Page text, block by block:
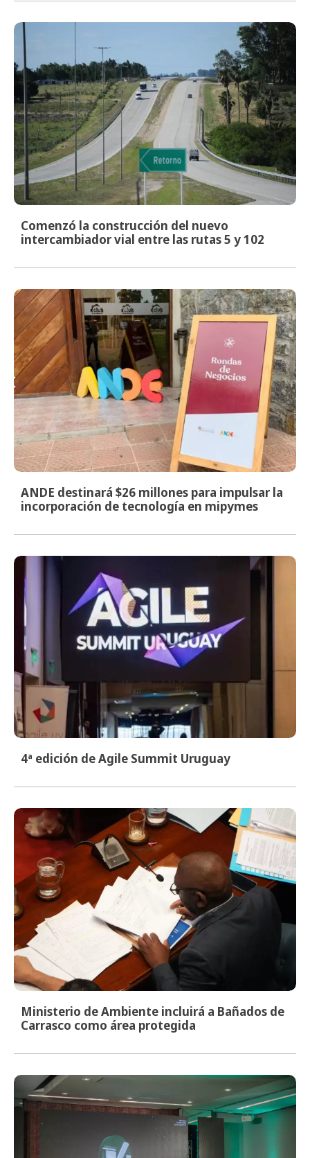
Comenzó la construcción del nuevo
intercambiador vial entre las rutas 5 y 102
ANDE destinará $26 millones para impulsar la
incorporación de tecnología en mipymes
4ª edición de Agile Summit Uruguay
Ministerio de Ambiente incluirá a Bañados de
Carrasco como área protegida